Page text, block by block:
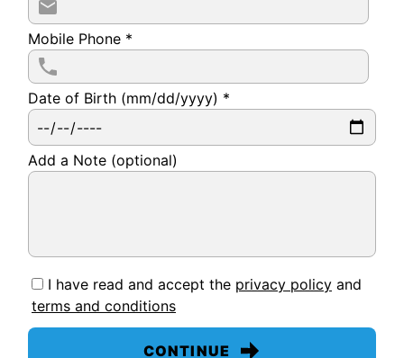
Mobile Phone *
Date of Birth (mm/dd/yyyy) *
Add a Note (optional)
I have read and accept the privacy policy and
terms and conditions
CONTINUE